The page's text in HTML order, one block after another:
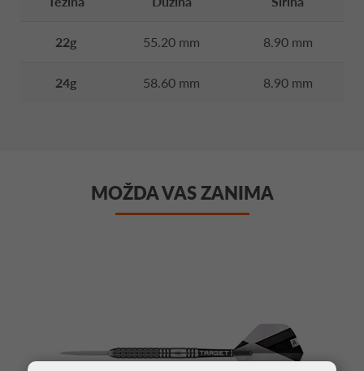
22g 55.20 mm 8.90 mm
24g 58.60 mm 8.90 mm
MOŽDA VAS ZANIMA